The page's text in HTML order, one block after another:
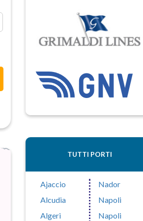
TUTTI PORTI
Ajaccio
Alcudia
Algeri
Nador
Napoli
Napoli